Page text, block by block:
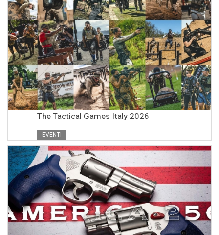
The Tactical Games Italy 2026
EVENTI